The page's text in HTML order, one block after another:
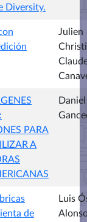
Diversity.
Julien
PARA
A
de
Luis